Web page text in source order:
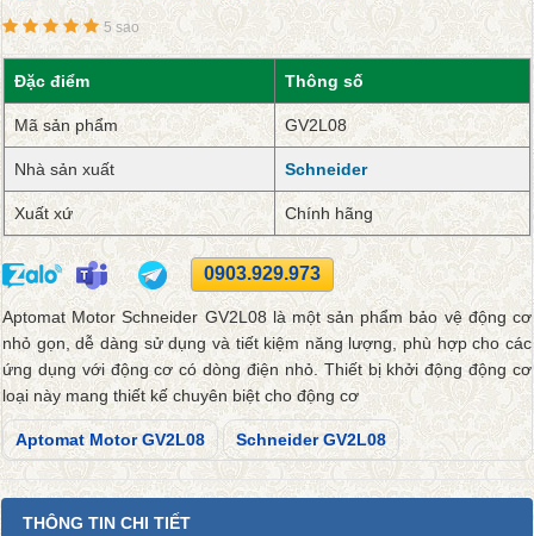
5 sao
Đặc điểm Thông số
Mã sản phẩm GV2L08
Nhà sản xuất Schneider
Xuất xứ Chính hãng
0903.929.973
Aptomat Motor Schneider GV2L08 là một sản phẩm bảo vệ động cơ
nhỏ gọn, dễ dàng sử dụng và tiết kiệm năng lượng, phù hợp cho các
ứng dụng với động cơ có dòng điện nhỏ. Thiết bị khởi động động cơ
loại này mang thiết kế chuyên biệt cho động cơ
Aptomat Motor GV2L08 Schneider GV2L08
THÔNG TIN CHI TIẾT